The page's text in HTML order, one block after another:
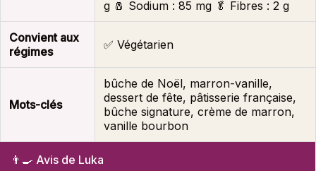
g 🧂 Sodium : 85 mg 🥬 Fibres : 2 g
Convient aux
régimes
✅ Végétarien
Mots-clés
bûche de Noël, marron-vanille,
dessert de fête, pâtisserie française,
bûche signature, crème de marron,
vanille bourbon
👨‍🍳 Avis de Luka